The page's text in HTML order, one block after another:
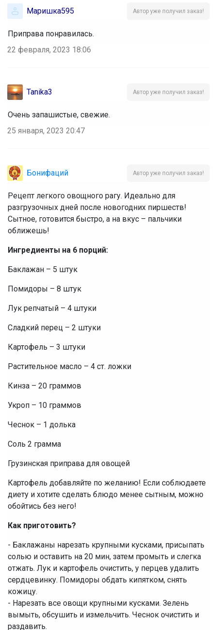
Маришка595 Автор уже получил заказ!
Приправа понравилась.
22 февраля, 2023 18:06
Tanika3 Автор уже получил заказ!
Очень запашистые, свежие.
25 января, 2023 20:47
Бонифаций Автор уже получил заказ!
Рецепт легкого овощного рагу. Идеально для
разгрузочных дней после новогодних пиршеств!
Сытное, готовится быстро, а на вкус – пальчики
оближешь!
Ингредиенты на 6 порций:
Баклажан – 5 штук
Помидоры – 8 штук
Лук репчатый – 4 штуки
Сладкий перец – 2 штуки
Картофель – 3 штуки
Растительное масло – 4 ст. ложки
Кинза – 20 граммов
Укроп – 10 граммов
Чеснок – 1 долька
Соль 2 грамма
Грузинская приправа для овощей
Картофель добавляйте по желанию! Если соблюдаете
диету и хотите сделать блюдо менее сытным, можно
обойтись без него!
Как приготовить?
- Баклажаны нарезать крупными кусками, присыпать
солью и оставить на 20 мин, затем промыть и слегка
отжать. Лук и картофель очистить, у перцев удалить
сердцевинку. Помидоры обдать кипятком, снять
кожицу.
‌- Нарезать все овощи крупными кусками. Зелень
вымыть, обсушить и измельчить. Чеснок очистить и
раздавить.